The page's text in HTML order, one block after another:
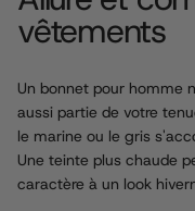
vêtements
Un bonnet pour homme
aussi partie de votre
le marine ou le gris
Une teinte plus chaude
caractère à un look